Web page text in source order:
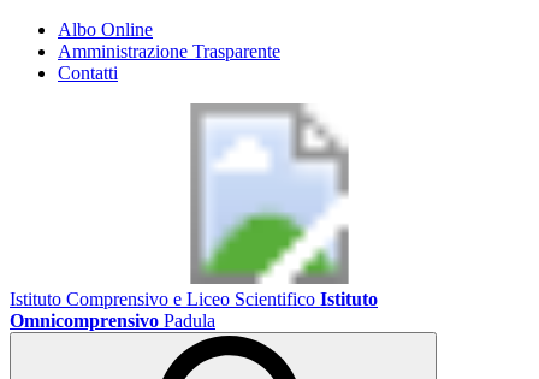
Albo Online
Amministrazione Trasparente
Contatti
Istituto Comprensivo e Liceo Scientifico Istituto
Omnicomprensivo Padula